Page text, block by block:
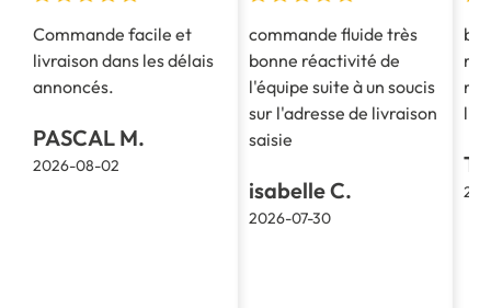
Commande facile et
livraison dans les délais
annoncés.
PASCAL M.
2026-08-02
commande fluide très
bonne réactivité de
l'équipe suite à un soucis
sur l'adresse de livraison
saisie
isabelle C.
2026-07-30